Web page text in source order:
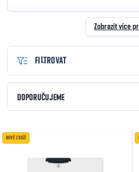
Zobrazit více
FILTROVAT
Řazení
DOPORUČUJEME
Výpis
NOVÉ ZBOŽÍ